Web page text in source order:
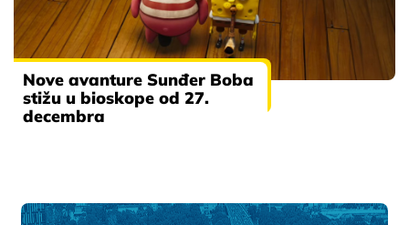
Nove avanture Sunđer Boba
stižu u bioskope od 27.
decembra